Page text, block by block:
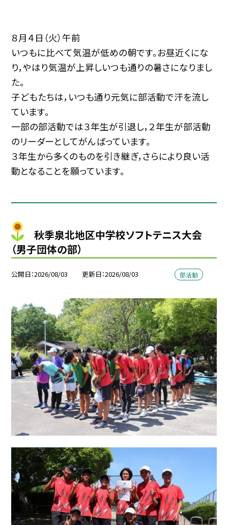
８月４日（火）午前
いつもに比べて気温が低めの朝です。お昼近くにな
り，やはり気温が上昇しいつも通りの暑さになりまし
た。
子どもたちは，いつも通り元気に部活動で汗を流し
ています。
一部の部活動では３年生が引退し，２年生が部活動
のリーダーとしてがんばっています。
３年生から多くのものを引き継ぎ，さらにより良い活
動となることを願っています。
秋季泉北地区中学校ソフトテニス大会
（男子団体の部）
公開日 2026/08/03 更新日 2026/08/03 部活動